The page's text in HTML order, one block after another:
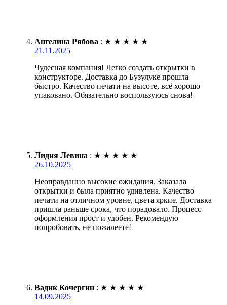
Ангелина Рябова : ★ ★ ★ ★ ★
21.11.2025
Чудесная компания! Легко создать открытки в
конструкторе. Доставка до Бузулуке прошла
быстро. Качество печати на высоте, всё хорошо
упаковано. Обязательно воспользуюсь снова!
Лидия Левина : ★ ★ ★ ★ ★
26.10.2025
Неоправданно высокие ожидания. Заказала
открытки и была приятно удивлена. Качество
печати на отличном уровне, цвета яркие. Доставка
пришла раньше срока, что порадовало. Процесс
оформления прост и удобен. Рекомендую
попробовать, не пожалеете!
Вадик Кочергин : ★ ★ ★ ★ ★
14.09.2025